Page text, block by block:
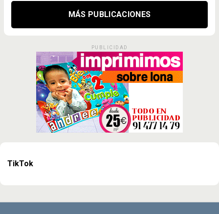
MÁS PUBLICACIONES
PUBLICIDAD
TikTok